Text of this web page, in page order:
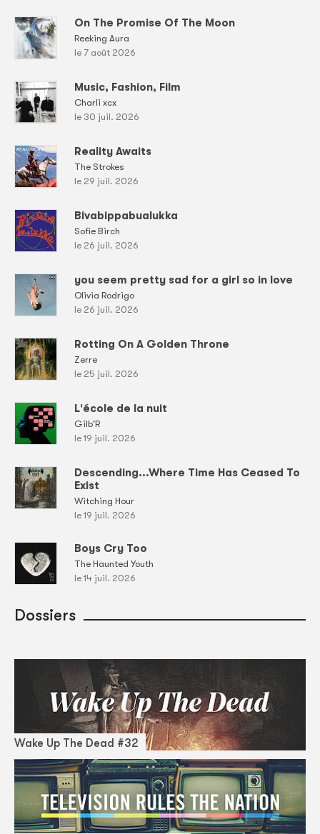
On The Promise Of The Moon
Reeking Aura
le 7 août 2026
Music, Fashion, Film
Charli xcx
le 30 juil. 2026
Reality Awaits
The Strokes
le 29 juil. 2026
Bivabippabualukka
Sofie Birch
le 26 juil. 2026
you seem pretty sad for a girl so in love
Olivia Rodrigo
le 26 juil. 2026
Rotting On A Golden Throne
Zerre
le 25 juil. 2026
L'école de la nuit
Gilb'R
le 19 juil. 2026
Descending...Where Time Has Ceased To
Exist
Witching Hour
le 19 juil. 2026
Boys Cry Too
The Haunted Youth
le 14 juil. 2026
Dossiers
Wake Up The Dead #32